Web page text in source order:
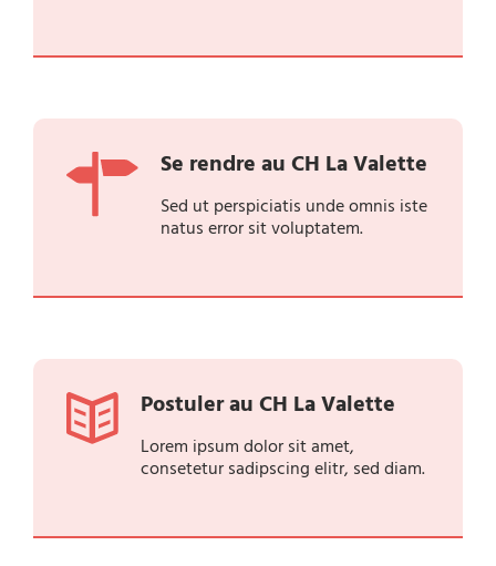
Se rendre au CH La Valette
Sed ut perspiciatis unde omnis iste
natus error sit voluptatem.
Postuler au CH La Valette
Lorem ipsum dolor sit amet,
consetetur sadipscing elitr, sed diam.